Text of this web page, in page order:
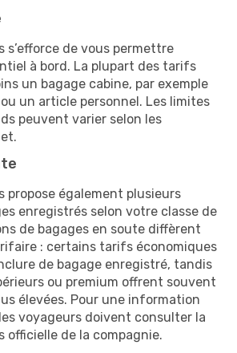
s’efforce de vous permettre
à bord. La plupart des tarifs
un bagage cabine, par exemple
un article personnel. Les limites
peuvent varier selon les
propose également plusieurs
enregistrés selon votre classe de
de bagages en soute diffèrent
: certains tarifs économiques
de bagage enregistré, tandis
ou premium offrent souvent
élevées. Pour une information
voyageurs doivent consulter la
officielle de la compagnie.